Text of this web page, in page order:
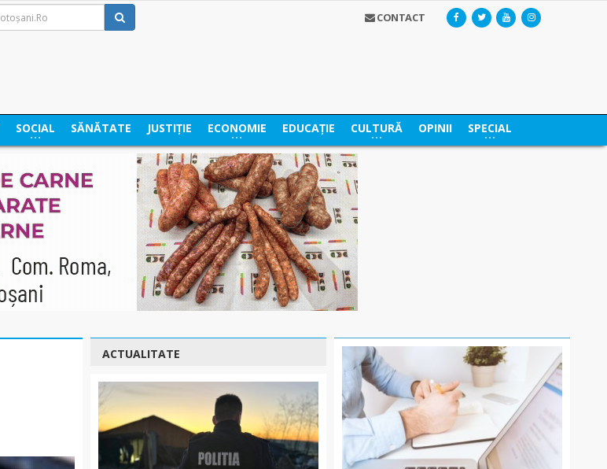
CONTACT
SOCIAL SĂNĂTATE JUSTIȚIE ECONOMIE EDUCAȚIE CULTURĂ OPINII SPECIAL
ACTUALITATE